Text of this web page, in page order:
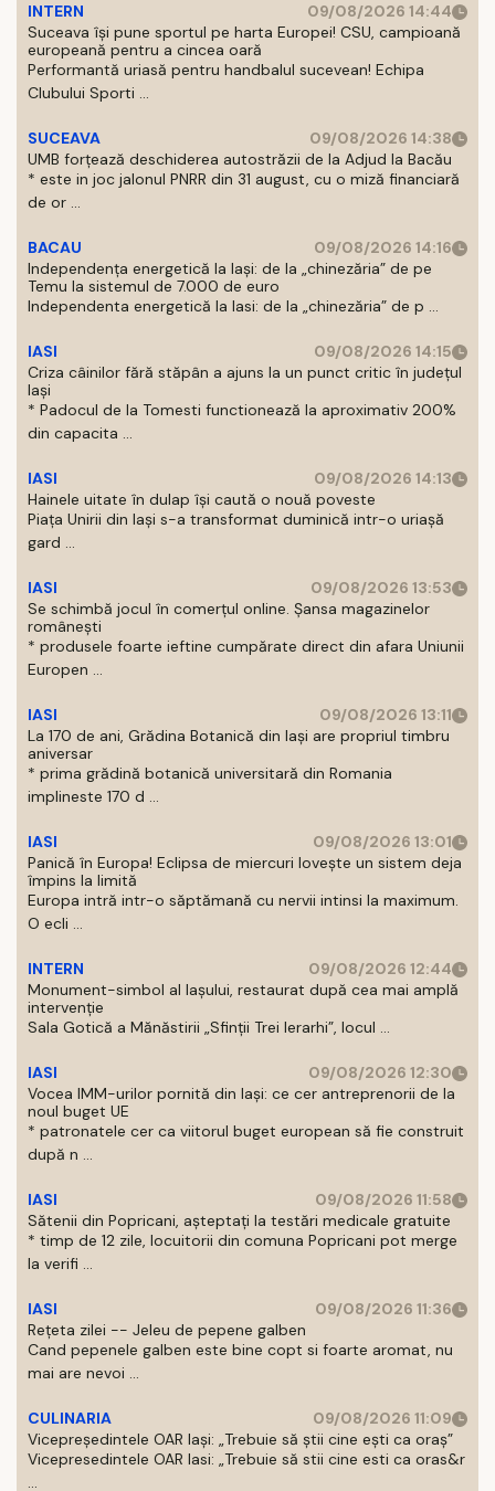
INTERN
09/08/2026 14:44
Suceava își pune sportul pe harta Europei! CSU, campioană
europeană pentru a cincea oară
Performantă uriasă pentru handbalul sucevean! Echipa
Clubului Sporti ...
SUCEAVA
09/08/2026 14:38
UMB forțează deschiderea autostrăzii de la Adjud la Bacău
* este in joc jalonul PNRR din 31 august, cu o miză financiară
de or ...
BACAU
09/08/2026 14:16
Independența energetică la Iași: de la „chinezăria” de pe
Temu la sistemul de 7.000 de euro
Independenta energetică la Iasi: de la „chinezăria” de p ...
IASI
09/08/2026 14:15
Criza câinilor fără stăpân a ajuns la un punct critic în județul
Iași
* Padocul de la Tomesti functionează la aproximativ 200%
din capacita ...
IASI
09/08/2026 14:13
Hainele uitate în dulap îşi caută o nouă poveste
Piaţa Unirii din Iaşi s-a transformat duminică intr-o uriaşă
gard ...
IASI
09/08/2026 13:53
Se schimbă jocul în comerțul online. Șansa magazinelor
românești
* produsele foarte ieftine cumpărate direct din afara Uniunii
Europen ...
IASI
09/08/2026 13:11
La 170 de ani, Grădina Botanică din Iași are propriul timbru
aniversar
* prima grădină botanică universitară din Romania
implineste 170 d ...
IASI
09/08/2026 13:01
Panică în Europa! Eclipsa de miercuri lovește un sistem deja
împins la limită
Europa intră intr-o săptămană cu nervii intinsi la maximum.
O ecli ...
INTERN
09/08/2026 12:44
Monument-simbol al Iaşului, restaurat după cea mai amplă
intervenţie
Sala Gotică a Mănăstirii „Sfinţii Trei Ierarhi”, locul ...
IASI
09/08/2026 12:30
Vocea IMM-urilor pornită din Iași: ce cer antreprenorii de la
noul buget UE
* patronatele cer ca viitorul buget european să fie construit
după n ...
IASI
09/08/2026 11:58
Sătenii din Popricani, așteptați la testări medicale gratuite
* timp de 12 zile, locuitorii din comuna Popricani pot merge
la verifi ...
IASI
09/08/2026 11:36
Rețeta zilei -- Jeleu de pepene galben
Cand pepenele galben este bine copt si foarte aromat, nu
mai are nevoi ...
CULINARIA
09/08/2026 11:09
Vicepreședintele OAR Iași: „Trebuie să știi cine ești ca oraș”
Vicepresedintele OAR Iasi: „Trebuie să stii cine esti ca oras&r
...